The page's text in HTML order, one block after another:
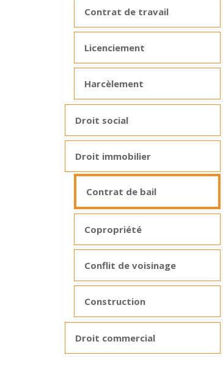
Contrat de travail
Licenciement
Harcèlement
Droit social
Droit immobilier
Contrat de bail
Copropriété
Conflit de voisinage
Construction
Droit commercial